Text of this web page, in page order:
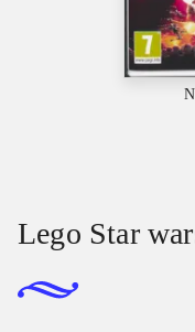
Lego Star